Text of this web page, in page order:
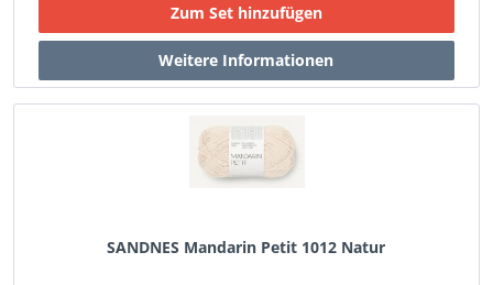
SANDNES Mandarin Petit 1012 Natur